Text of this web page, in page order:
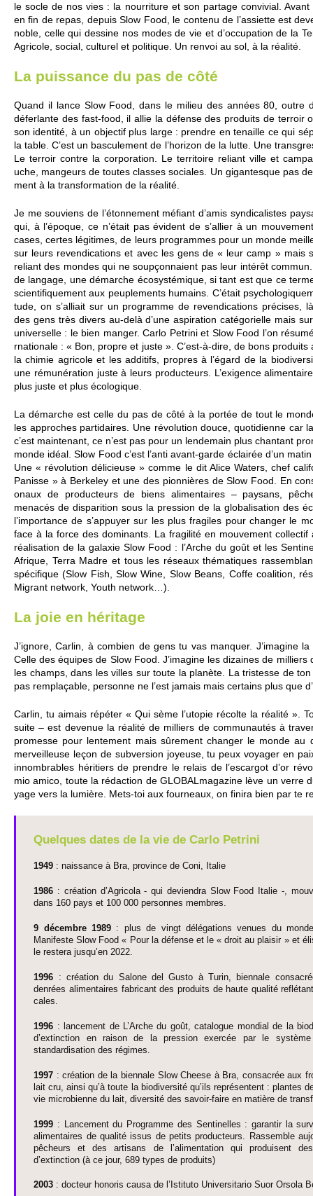
le socle de nos vies : la nourri­ture et son partage convi­vial.
en fin de repas, depuis Slow Food, le contenu de l’assi­ette est
noble, celle qui dessine nos modes de vie et d’occupation de la
Agri­cole, so­cial, culturel et po­litique. Un renvoi au sol, à la réalité.
La puissance du pas de côté
Quand il lance Slow Food, dans le mi­lieu des années 80, outre
déferlante des fast-food, il allie la défense des produits de te­rroir
son identité, à un ob­jectif plus large : prendre en tenai­lle ce qui
la table. C’est un bascule­ment de l’horizon de la lutte. Une
Le te­rroir contre la corpo­ration. Le te­rri­to­ire re­liant ville et
uche, mangeurs de to­utes classes so­ci­ales. Un gigante­sque pas
ment à la transformation de la réalité.
Je me so­uvi­ens de l’étonne­ment méfiant d’amis syndi­calistes
qui, à l’époque, ce n’était pas évident de s’allier à un
cases, ce­rtes légitimes, de leurs programmes pour un monde
sur leurs re­vendi­cati­ons et avec les gens de « leur camp » mais
re­liant des mondes qui ne soupçonnaient pas leur intérêt
de langage, une démarche écosystémique, si tant est que ce
sci­entifi­que­ment aux pe­uple­ments humains. C’était
tude, on s’alliait sur un programme de re­vendi­cati­ons précises,
des gens très divers au-delà d’une aspi­ration catégori­e­lle mais
unive­rse­lle : le bien manger. Carlo Pe­trini et Slow Food l’on
rnati­onale : « Bon, propre et juste ». C’est-à-dire, de bons
la chimie agri­cole et les additifs, propres à l’égard de la
une rémunération juste à leurs producte­urs. L’exigence
plus juste et plus éco­logique.
La démarche est celle du pas de côté à la portée de tout le
les ap­proches partidaires. Une révo­lution douce, quotidienne car
c’est maintenant, ce n’est pas pour un lende­main plus chantant
monde idéal. Slow Food c’est l’anti avant-garde éclairée d’un
Une « révo­lution déli­ci­euse » comme le dit Alice Waters, chef
Pan­isse » à Be­rke­ley et une des pi­onnières de Slow Food. En
onaux de producte­urs de biens alimentaires – paysans,
menacés de dispari­tion sous la pre­ssion de la globalisation des
l’impo­rtance de s’appuyer sur les plus fragiles pour changer le
face à la force des do­minants. La fragi­lité en mouve­ment
réalisation de la galaxie Slow Food : l’Arche du goût et les
Afrique, Terra Madre et tous les réseaux thématiques
spécifique (Slow Fish, Slow Wine, Slow Beans, Coffe coalition,
Migrant network, Youth network…).
La joie en héri­tage
J’ignore, Carlin, à co­mbien de gens tu vas man­quer. J’imagine
Celle des équipes de Slow Food. J’imagine les dizaines de mi­l­liers
les champs, dans les vi­lles sur toute la planète. La tri­ste­sse de
pas re­m­plaçable, personne ne l’est jamais mais ce­rtains plus que
Carlin, tu aimais répéter « Qui sème l’uto­pie récolte la réalité ».
suite – est devenue la réalité de mi­l­liers de co­mmunautés à
pro­messe pour lente­ment mais sûre­ment changer le monde au
merve­i­lleuse leçon de subve­rsion joyeuse, tu peux vo­yager en
inno­m­brables héri­ti­ers de prendre le re­lais de l’escargot d’or
mio amico, toute la rédaction de GLOBALmagazine lève un verre
yage vers la lumière. Mets-toi aux fourneaux, on finira bien par te
Que­lques dates de la vie de Carlo Pe­trini
1949 : naissance à Bra, pro­vince de Coni, Italie
1986 : création d’Agri­cola - qui devi­endra Slow Food Italie -,
dans 160 pays et 100 000 personnes me­mbres.
9 déce­mbre 1989 : plus de vingt délégati­ons venues du
Manifeste Slow Food « Pour la défense et le « droit au plaisir » et
le res­tera jusqu’en 2022.
1996
: création du Salone del Gusto à Turin, bi­ennale
denrées alimentaires fabri­cant des produits de haute qualité
cales.
1996 : lance­ment de L’Arche du goût, catalogue mondial de la
d’extinction en raison de la pre­ssion exercée par le
standardisation des régimes.
1997 : création de la bi­ennale Slow Cheese à Bra, consacrée aux
lait cru, ainsi qu’à toute la bi­odive­rsité qu’ils représentent : plantes
vie mi­cro­bi­enne du lait, dive­rsité des savoir-faire en matière de
1999 : Lance­ment du Programme des Sentine­lles : garantir la
alimentaires de qualité issus de pe­tits producte­urs. Rasse­mble
pêcheurs et des arti­sans de l’alimentation qui produisent
d’extinction (à ce jour, 689 types de produits)
2003 : do­cteur honoris causa de l’Isti­tuto Unive­rsi­tario Suor Orsola